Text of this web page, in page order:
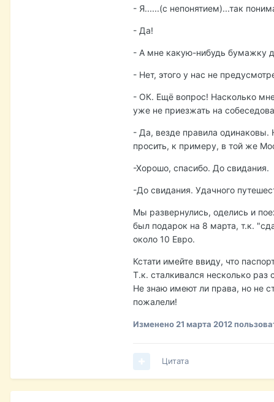
- Я......(с непонятием)...так
- Да!
- А мне какую-нибудь бумажку
- Нет, этого у нас не
- ОК. Ещё вопрос! Насколько
уже не приезжать на
- Да, везде правила одинаковы.
просить, к примеру, в той же
-Хорошо, спасибо. До свидания.
-До свидания. Удачного
Мы развернулись, оделись и
был подарок на 8 марта, т.к.
около 10 Евро.
Кстати имейте ввиду, что
Т.к. сталкивался несколько раз
Не знаю имеют ли права, но не
пожалели!
Изменено 21 марта 2012
Цитата